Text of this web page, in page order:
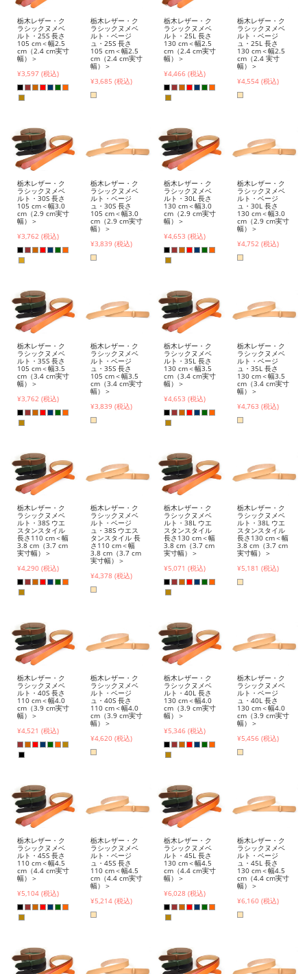
栃木レザー・ク
ラシックヌメベ
ルト・25S 長さ
105 cm＜幅2.5
cm（2.4 cm実寸
幅）＞
¥3,597 (税込)
栃木レザー・ク
ラシックヌメベ
ルト・ベージ
ュ・25S 長さ
105 cm＜幅2.5
cm（2.4 cm実寸
幅）＞
¥3,685 (税込)
栃木レザー・ク
ラシックヌメベ
ルト・25L 長さ
130 cm＜幅2.5
cm（2.4 cm実寸
幅）＞
¥4,466 (税込)
栃木レザー・ク
ラシックヌメベ
ルト・ベージ
ュ・25L 長さ
130 cm＜幅2.5
cm（2.4 実寸
幅）＞
¥4,554 (税込)
栃木レザー・ク
ラシックヌメベ
ルト・30S 長さ
105 cm＜幅3.0
cm（2.9 cm実寸
幅）＞
¥3,762 (税込)
栃木レザー・ク
ラシックヌメベ
ルト・ベージ
ュ・30S 長さ
105 cm＜幅3.0
cm（2.9 cm実寸
幅）＞
¥3,839 (税込)
栃木レザー・ク
ラシックヌメベ
ルト・30L 長さ
130 cm＜幅3.0
cm（2.9 cm実寸
幅）＞
¥4,653 (税込)
栃木レザー・ク
ラシックヌメベ
ルト・ベージ
ュ・30L 長さ
130 cm＜幅3.0
cm（2.9 cm実寸
幅）＞
¥4,752 (税込)
栃木レザー・ク
ラシックヌメベ
ルト・35S 長さ
105 cm＜幅3.5
cm（3.4 cm実寸
幅）＞
¥3,762 (税込)
栃木レザー・ク
ラシックヌメベ
ルト・ベージ
ュ・35S 長さ
105 cm＜幅3.5
cm（3.4 cm実寸
幅）＞
¥3,839 (税込)
栃木レザー・ク
ラシックヌメベ
ルト・35L 長さ
130 cm＜幅3.5
cm（3.4 cm実寸
幅）＞
¥4,653 (税込)
栃木レザー・ク
ラシックヌメベ
ルト・ベージ
ュ・35L 長さ
130 cm＜幅3.5
cm（3.4 cm実寸
幅）＞
¥4,763 (税込)
栃木レザー・ク
ラシックヌメベ
ルト・38S ウエ
スタンスタイル
長さ110 cm＜幅
3.8 cm（3.7 cm
実寸幅）＞
¥4,290 (税込)
栃木レザー・ク
ラシックヌメベ
ルト・ベージ
ュ・38S ウエス
タンスタイル 長
さ110 cm＜幅
3.8 cm（3.7 cm
実寸幅）＞
¥4,378 (税込)
栃木レザー・ク
ラシックヌメベ
ルト・38L ウエ
スタンスタイル
長さ130 cm＜幅
3.8 cm（3.7 cm
実寸幅）＞
¥5,071 (税込)
栃木レザー・ク
ラシックヌメベ
ルト・38L ウエ
スタンスタイル
長さ130 cm＜幅
3.8 cm（3.7 cm
実寸幅）＞
¥5,181 (税込)
栃木レザー・ク
ラシックヌメベ
ルト・40S 長さ
110 cm＜幅4.0
cm（3.9 cm実寸
幅）＞
¥4,521 (税込)
栃木レザー・ク
ラシックヌメベ
ルト・ベージ
ュ・40S 長さ
110 cm＜幅4.0
cm（3.9 cm実寸
幅）＞
¥4,620 (税込)
栃木レザー・ク
ラシックヌメベ
ルト・40L 長さ
130 cm＜幅4.0
cm（3.9 cm実寸
幅）＞
¥5,346 (税込)
栃木レザー・ク
ラシックヌメベ
ルト・ベージ
ュ・40L 長さ
130 cm＜幅4.0
cm（3.9 cm実寸
幅）＞
¥5,456 (税込)
栃木レザー・ク
ラシックヌメベ
ルト・45S 長さ
110 cm＜幅4.5
cm（4.4 cm実寸
幅）＞
¥5,104 (税込)
栃木レザー・ク
ラシックヌメベ
ルト・ベージ
ュ・45S 長さ
110 cm＜幅4.5
cm（4.4 cm実寸
幅）＞
¥5,214 (税込)
栃木レザー・ク
ラシックヌメベ
ルト・45L 長さ
130 cm＜幅4.5
cm（4.4 cm実寸
幅）＞
¥6,028 (税込)
栃木レザー・ク
ラシックヌメベ
ルト・ベージ
ュ・45L 長さ
130 cm＜幅4.5
cm（4.4 cm実寸
幅）＞
¥6,160 (税込)